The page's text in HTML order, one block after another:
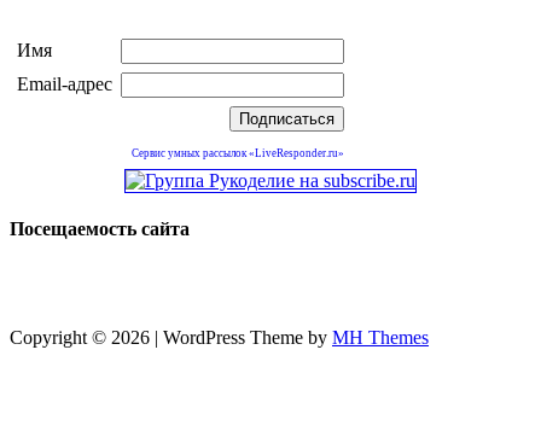
Имя
Email-адрес
Сервис умных рассылок «LiveResponder.ru»
Посещаемость сайта
Copyright © 2026 | WordPress Theme by MH Themes